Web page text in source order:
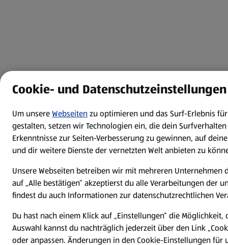
Cookie- und Datenschutzeinstellungen
Um unsereWebseitenzu optimieren und das Surf-Erlebnis
gestalten, setzen wir Technologien ein, die dein
Erkenntnisse zur Seiten-Verbesserung zu gewinnen, auf
und dir weitere Dienste der vernetzten Welt anbieten zu
Unsere Webseiten betreiben wir mit mehreren Unternehmen
auf „Alle bestätigen“ akzeptierst du alle Verarbeitungen der
findest du auch Informationen zur datenschutzrechtlichen
Du hast nach einem Klick auf „Einstellungen“ die
Auswahl kannst du nachträglich jederzeit über den Link
oder anpassen. Änderungen in den Cookie-Einstellungen